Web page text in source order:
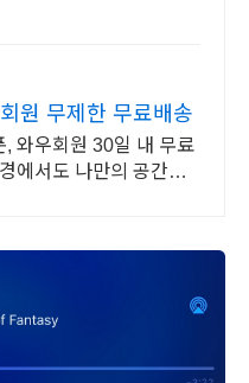
원 무제한 무료배송
, 와우회원 30일 내 무료
에서도 나만의 공간을,